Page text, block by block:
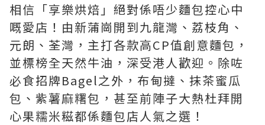
相信「享樂烘焙」絕對係唔少麵包控心中
嘅愛店！由新蒲崗開到九龍灣、荔枝角、
元朗、荃灣，主打各款高CP值創意麵包，
並標榜全天然牛油，深受港人歡迎。除咗
必食招牌Bagel之外，布甸撻、抹茶蜜瓜
包、紫薯麻糬包，甚至前陣子大熱杜拜開
心果糯米糍都係麵包店人氣之選！